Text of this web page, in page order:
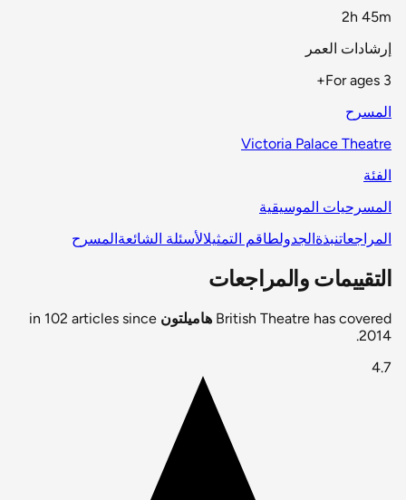
2h 45m
إرشادات العمر
For ages 3+
المسرح
Victoria Palace Theatre
الفئة
المسرحيات الموسيقية
المراجعاتنبذةالجدولطاقم التمثيلالأسئلة الشائعةالمسرح
التقييمات والمراجعات
British Theatre has covered هاميلتون in 102 articles since
2014.
4.7